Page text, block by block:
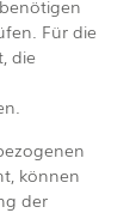
Für die
die
können
der